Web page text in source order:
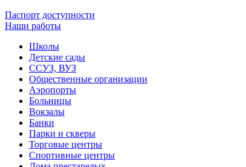
Паспорт доступности
Наши работы
Школы
Детские сады
ССУЗ, ВУЗ
Общественные организации
Аэропорты
Больницы
Вокзалы
Банки
Парки и скверы
Торговые центры
Спортивные центры